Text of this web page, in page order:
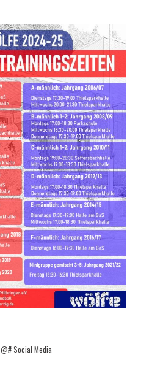
@# Social Media